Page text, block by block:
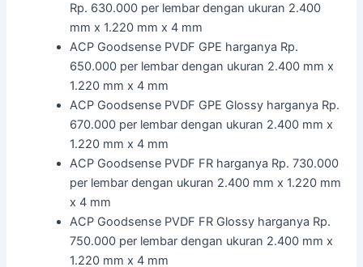
Rp. 630.000 per lembar dengan ukuran 2.400
mm x 1.220 mm x 4 mm
ACP Goodsense PVDF GPE harganya Rp.
650.000 per lembar dengan ukuran 2.400 mm x
1.220 mm x 4 mm
ACP Goodsense PVDF GPE Glossy harganya Rp.
670.000 per lembar dengan ukuran 2.400 mm x
1.220 mm x 4 mm
ACP Goodsense PVDF FR harganya Rp. 730.000
per lembar dengan ukuran 2.400 mm x 1.220 mm
x 4 mm
ACP Goodsense PVDF FR Glossy harganya Rp.
750.000 per lembar dengan ukuran 2.400 mm x
1.220 mm x 4 mm